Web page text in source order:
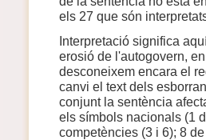
els 27 que són
Interpretació significa
erosió de l'autogovern,
desconeixem encara el
canvi el text dels
conjunt la sentència
els símbols nacionals (1
competències (3 i 6); 8